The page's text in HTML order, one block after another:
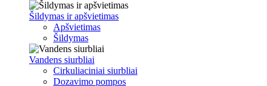
Šildymas ir apšvietimas
Apšvietimas
Šildymas
Vandens siurbliai
Cirkuliaciniai siurbliai
Dozavimo pompos